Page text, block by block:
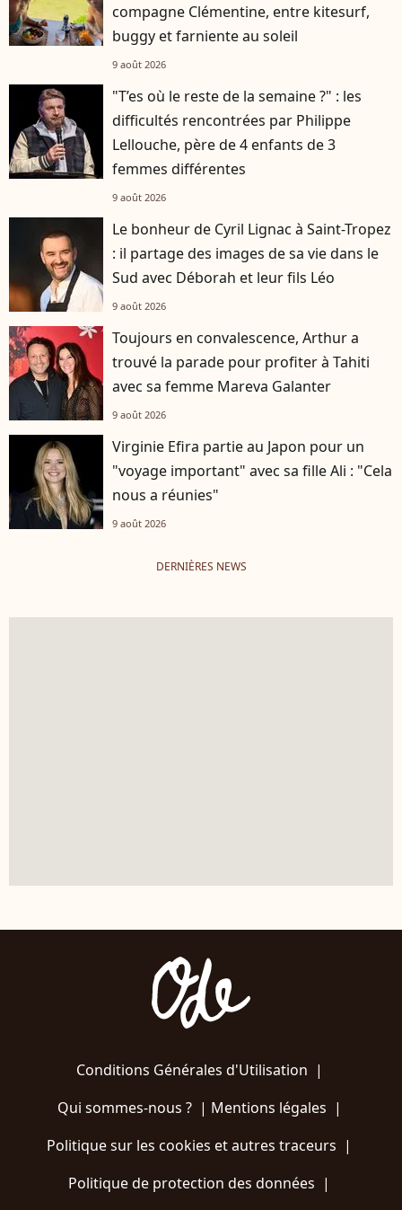
compagne Clémentine, entre kitesurf,
buggy et farniente au soleil
9 août 2026
"T’es où le reste de la semaine ?" : les
difficultés rencontrées par Philippe
Lellouche, père de 4 enfants de 3
femmes différentes
9 août 2026
Le bonheur de Cyril Lignac à Saint-Tropez
: il partage des images de sa vie dans le
Sud avec Déborah et leur fils Léo
9 août 2026
Toujours en convalescence, Arthur a
trouvé la parade pour profiter à Tahiti
avec sa femme Mareva Galanter
9 août 2026
Virginie Efira partie au Japon pour un
"voyage important" avec sa fille Ali : "Cela
nous a réunies"
9 août 2026
DERNIÈRES NEWS
Conditions Générales d'Utilisation |
Qui sommes-nous ?| Mentions légales |
Politique sur les cookies et autres traceurs |
Politique de protection des données |